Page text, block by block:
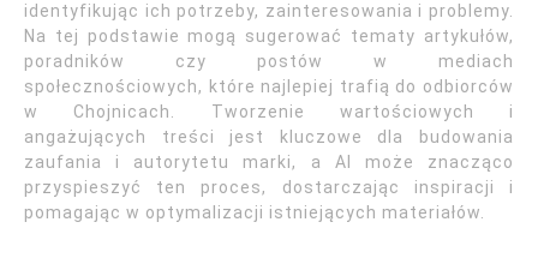
identyfikując ich potrzeby, zainteresowania i problemy.
Na tej podstawie mogą sugerować tematy artykułów,
poradników czy postów w mediach
społecznościowych, które najlepiej trafią do odbiorców
w Chojnicach. Tworzenie wartościowych i
angażujących treści jest kluczowe dla budowania
zaufania i autorytetu marki, a AI może znacząco
przyspieszyć ten proces, dostarczając inspiracji i
pomagając w optymalizacji istniejących materiałów.